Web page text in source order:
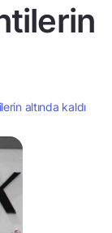
altında kaldı